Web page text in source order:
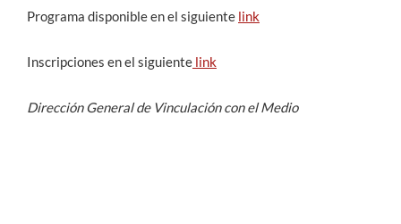
Programa disponible en el siguiente link
Inscripciones en el siguiente link
Dirección General de Vinculación con el Medio